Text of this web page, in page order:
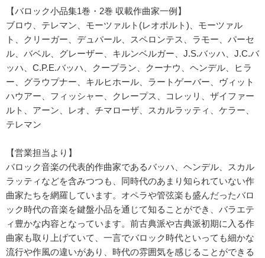
【バロック小品集1巻・2巻 収載作曲家一例】
ブロウ、テレマン、モーツァルト(レオポルト)、モーツァル
ト、クリーガー、デュパール、スペロンテス、ラモー、パーセ
ル、バベル、グレーザー、キルンベルガー、J.S.バッハ、J.C.バ
ッハ、C.P.E.バッハ、クープラン、クーナウ、ヘンデル、ヒラ
ー、グラウプナー、キルヒホール、ラートゲーバー、ヴィット
ハウアー、フィッシャー、クレープス、コレッリ、ザイファー
ルト、アーン、レオ、チマローザ、スカルラッティ、ケラー、
テレマン
【営業担当より】
バロック音楽の代表的作曲家であるバッハ、ヘンデル、スカル
ラッティなどを含みつつも、同時代のあまり知られていない作
曲家たちを網羅しています。オペラや管弦楽も盛んだったバロ
ック時代の音楽を鍵盤小品を通じて知ることができ、バラエテ
ィ豊かな内容となっています。前古典派や古典派初期に入る作
曲家も取り上げていて、一言でバロック時代といっても細かな
流行や作風の違いがあり、時代の雰囲気を感じることができる